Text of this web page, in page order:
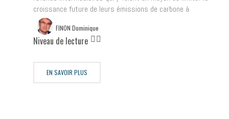
croissance future de leurs émissions de carbone à
FINON Dominique
Niveau de lecture
EN SAVOIR PLUS